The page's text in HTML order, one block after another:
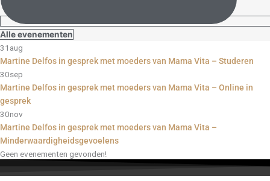
Alle evenementen
31 aug
Martine Delfos in gesprek met moeders van Mama Vita – Studeren
30sep
Martine Delfos in gesprek met moeders van Mama Vita – Online in
gesprek
30nov
Martine Delfos in gesprek met moeders van Mama Vita –
Minderwaardigheidsgevoelens
Geen evenementen gevonden!